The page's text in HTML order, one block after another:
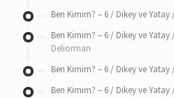
Ben Kimim? – 6 / Dikey ve Yatay
Ben Kimim? – 6 / Dikey ve Yatay
Deliorman
Ben Kimim? – 6 / Dikey ve Yatay
Ben Kimim? – 6 / Dikey ve Yatay